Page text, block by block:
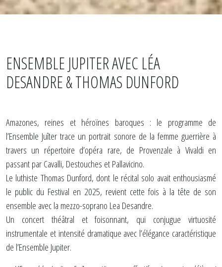
ENSEMBLE JUPITER AVEC LÉA
DESANDRE & THOMAS DUNFORD
Amazones, reines et héroïnes baroques : le programme de
l’Ensemble Juîter trace un portrait sonore de la femme guerrière à
travers un répertoire d’opéra rare, de Provenzale à Vivaldi en
passant par Cavalli, Destouches et Pallavicino.
Le luthiste Thomas Dunford, dont le récital solo avait enthousiasmé
le public du Festival en 2025, revient cette fois à la tête de son
ensemble avec la mezzo-soprano Lea Desandre.
Un concert théâtral et foisonnant, qui conjugue virtuosité
instrumentale et intensité dramatique avec l’élégance caractéristique
de l’Ensemble Jupiter.